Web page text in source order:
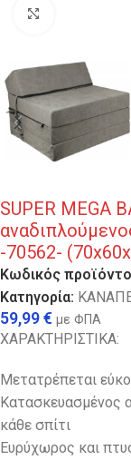
SUPER MEGA
-70562-
Κωδικός
Κατηγορία:
59,99€ με ΦΠΑ
ΧΑΡΑΚΤΗΡΙΣΤΙΚΑ:
Μετατρέπεται
Κατασκευασμένος
κάθε σπίτι
Ευρύχωρος και